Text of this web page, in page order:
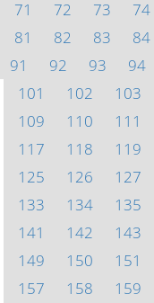
71
72 73 74
81
82 83 84
91
92 93 94
101
102 103
109
110 111
117
118 119
125
126 127
133
134 135
141
142 143
149
150 151
157
158 159